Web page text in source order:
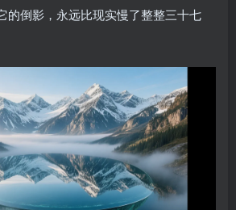
倒影，永远比现实慢了整整三十七